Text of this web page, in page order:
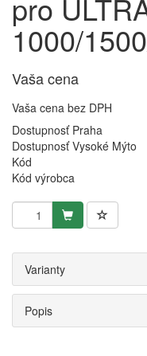
pro
1000/
Vaša cena
Vaša cena bez DPH
Dostupnosť Praha
Dostupnosť Vysoké Mýto
Kód
Kód výrobca
Varianty
Popis